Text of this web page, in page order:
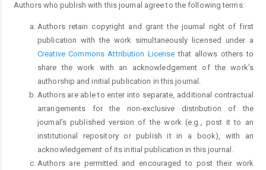
Authors who publish with this journal agree to the following terms:
Authors retain copyright and grant the journal right of first
publication with the work simultaneously licensed under a
Creative Commons Attribution License that allows others to
share the work with an acknowledgement of the work's
authorship and initial publication in this journal.
Authors are able to enter into separate, additional contractual
arrangements for the non-exclusive distribution of the
journal's published version of the work (e.g., post it to an
institutional repository or publish it in a book), with an
acknowledgement of its initial publication in this journal.
Authors are permitted and encouraged to post their work